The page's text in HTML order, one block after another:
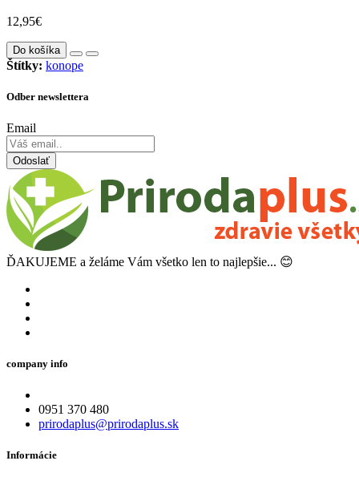
12,95€
Do košíka
Štítky: konope
Odber newslettera
Email
Odoslať
ĎAKUJEME a želáme Vám všetko len to najlepšie... 😊
company info
0951 370 480
prirodaplus@prirodaplus.sk
Informácie